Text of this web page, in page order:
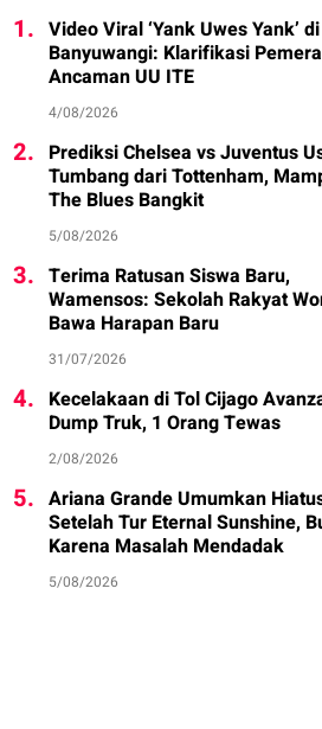
1. Video Viral ‘Yank Uwes Yank’ di
Banyuwangi: Klarifikasi
Ancaman UU ITE
4/08/2026
2. Prediksi Chelsea vs Juventus
Tumbang dari Tottenham,
The Blues Bangkit
5/08/2026
3. Terima Ratusan Siswa Baru,
Wamensos: Sekolah Rakyat
Bawa Harapan Baru
31/07/2026
4. Kecelakaan di Tol Cijago
Dump Truk, 1 Orang Tewas
2/08/2026
5. Ariana Grande Umumkan
Setelah Tur Eternal Sunshine,
Karena Masalah Mendadak
5/08/2026